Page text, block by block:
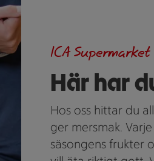
Här har
ICA Supermarket
Hos oss hittar du
ger mersmak.
säsongens frukter